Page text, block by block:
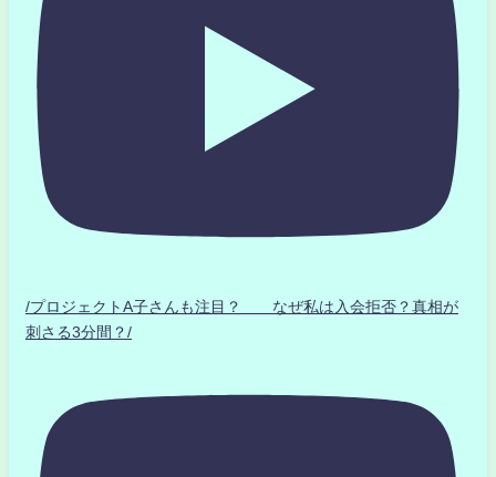
/プロジェクトA子さんも注目？ なぜ私は入会拒否？真相が
刺さる3分間？/